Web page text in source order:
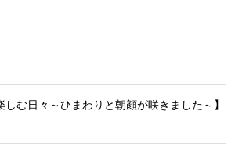
しむ日々～ひまわりと朝顔が咲きました～】